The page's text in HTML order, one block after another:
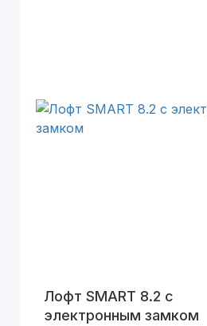
Лофт SMART 8.2 с
электронным замком